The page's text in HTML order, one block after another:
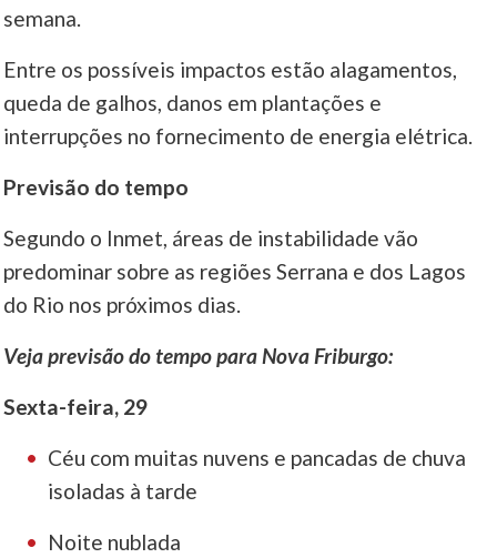
semana.
Entre os possíveis impactos estão alagamentos,
queda de galhos, danos em plantações e
interrupções no fornecimento de energia elétrica.
Previsão do tempo
Segundo o Inmet, áreas de instabilidade vão
predominar sobre as regiões Serrana e dos Lagos
do Rio nos próximos dias.
Veja previsão do tempo para Nova Friburgo:
Sexta-feira, 29
Céu com muitas nuvens e pancadas de chuva
isoladas à tarde
Noite nublada